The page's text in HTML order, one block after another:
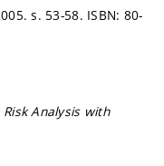
s. 53-58. ISBN: 80-
Risk Analysis with